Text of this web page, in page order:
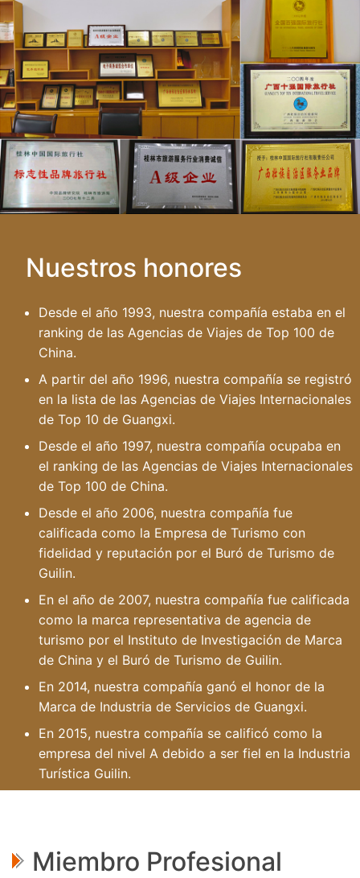
Nuestros honores
Desde el año 1993, nuestra compañía estaba en el
ranking de las Agencias de Viajes de Top 100 de
China.
A partir del año 1996, nuestra compañía se registró
en la lista de las Agencias de Viajes Internacionales
de Top 10 de Guangxi.
Desde el año 1997, nuestra compañía ocupaba en
el ranking de las Agencias de Viajes Internacionales
de Top 100 de China.
Desde el año 2006, nuestra compañía fue
calificada como la Empresa de Turismo con
fidelidad y reputación por el Buró de Turismo de
Guilin.
En el año de 2007, nuestra compañía fue calificada
como la marca representativa de agencia de
turismo por el Instituto de Investigación de Marca
de China y el Buró de Turismo de Guilin.
En 2014, nuestra compañía ganó el honor de la
Marca de Industria de Servicios de Guangxi.
En 2015, nuestra compañía se calificó como la
empresa del nivel A debido a ser fiel en la Industria
Turística Guilin.
Miembro Profesional